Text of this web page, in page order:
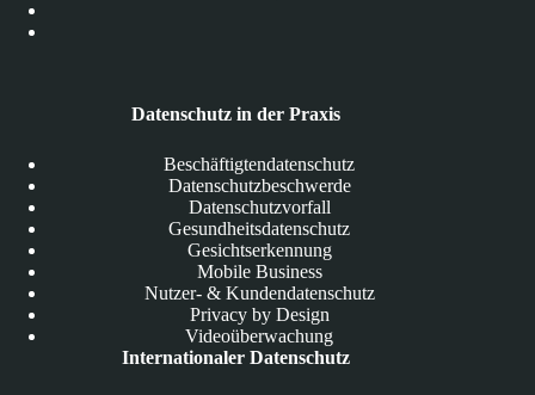
Datenschutz in der Praxis
Beschäftigtendatenschutz
Datenschutzbeschwerde
Datenschutzvorfall
Gesundheitsdatenschutz
Gesichtserkennung
Mobile Business
Nutzer- & Kundendatenschutz
Privacy by Design
Videoüberwachung
Internationaler Datenschutz